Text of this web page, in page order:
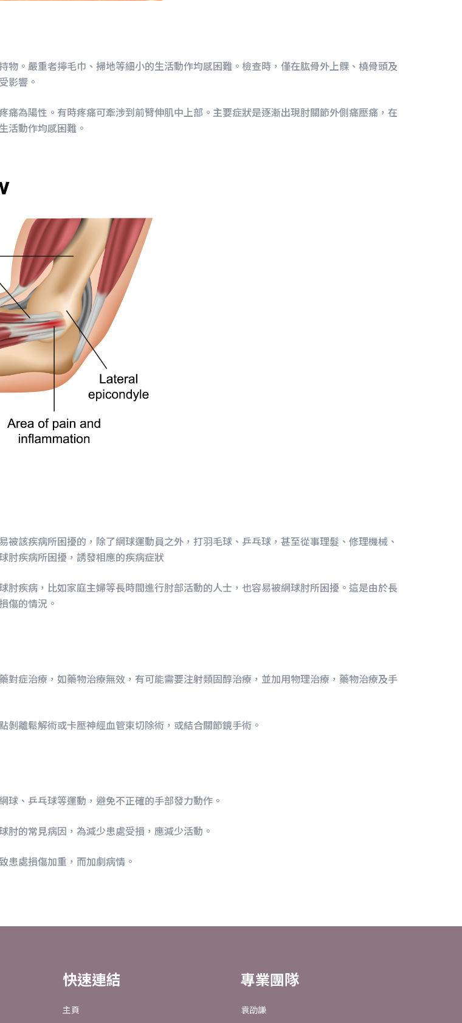
。嚴重者擰毛巾、掃地等細小的生活動作均感困難。檢查時，僅在肱骨外上髁、橈骨頭及
影響。
為陽性。有時疼痛可牽涉到前臂伸肌中上部。主要症狀是逐漸出現肘關節外側痛壓痛，在
活動作均感困難。
該疾病所困擾的，除了網球運動員之外，打羽毛球、乒乓球，甚至從事理髮、修理機械、
肘疾病所困擾，誘發相應的疾病症狀
疾病，比如家庭主婦等長時間進行肘部活動的人士，也容易被網球肘所困擾。這是由於長
傷的情況。
症治療，如藥物治療無效，有可能需要注射類固醇治療，並加用物理治療，藥物治療及手
離鬆解術或卡壓神經血管束切除術，或結合關節鏡手術。
、乒乓球等運動，避免不正確的手部發力動作。
的常見病因，為減少患處受損，應減少活動。
患處損傷加重，而加劇病情。
快速連結
主頁
專業團隊
袁劭謙